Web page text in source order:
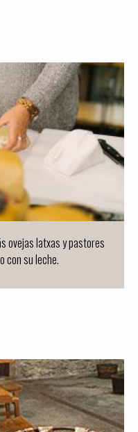
ovejas latxas y pastores
con su leche.